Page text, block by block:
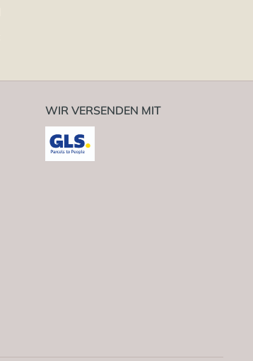
WIR VERSENDEN MIT